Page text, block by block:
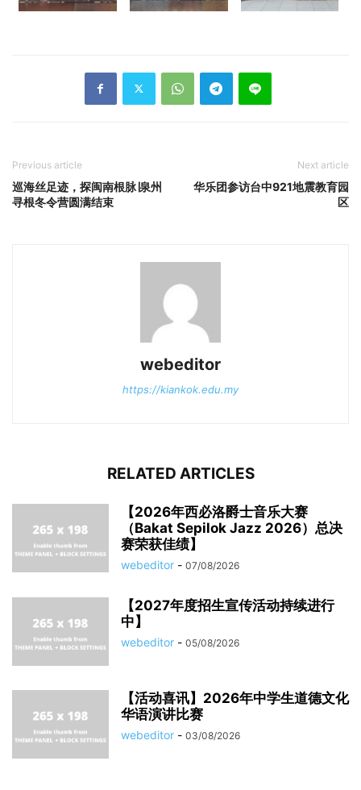
Previous article
巡海丝足迹，探闽南根脉∣泉州
寻根冬令营圆满结束
Next article
华乐团参访台中921地震教育园
区
webeditor
https://kiankok.edu.my
RELATED ARTICLES
【2026年西必洛爵士音乐大赛
（Bakat Sepilok Jazz 2026）总决
赛荣获佳绩】
webeditor - 07/08/2026
【2027年度招生宣传活动持续进行
中】
webeditor - 05/08/2026
【活动喜讯】2026年中学生道德文化
华语演讲比赛
webeditor - 03/08/2026